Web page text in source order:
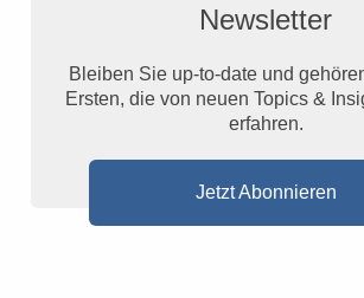
Newsletter
Bleiben Sie up-to-date und
Ersten, die von neuen Topics &
erfahren.
Jetzt Abonnieren